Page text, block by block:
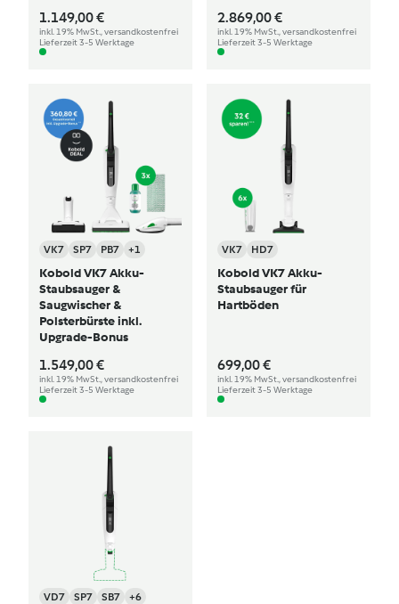
1.149,00 €
inkl. 19% MwSt., versandkostenfrei
Lieferzeit 3-5 Werktage
2.869,00 €
inkl. 19% MwSt., versandkostenfrei
Lieferzeit 3-5 Werktage
VK7 SP7 PB7 +1
Kobold VK7 Akku-
Staubsauger &
Saugwischer &
Polsterbürste inkl.
Upgrade-Bonus
1.549,00 €
inkl. 19% MwSt., versandkostenfrei
Lieferzeit 3-5 Werktage
VK7 HD7
Kobold VK7 Akku-
Staubsauger für
Hartböden
699,00 €
inkl. 19% MwSt., versandkostenfrei
Lieferzeit 3-5 Werktage
VD7 SP7 SB7 +6